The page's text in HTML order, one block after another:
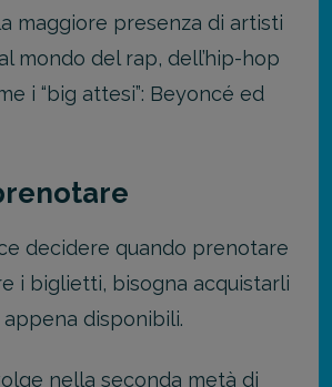
maggiore presenza di artisti
mondo del rap, dell’hip-hop
i “big attesi”: Beyoncé ed
decidere quando prenotare
i biglietti, bisogna acquistarli
disponibili.
nella seconda metà di